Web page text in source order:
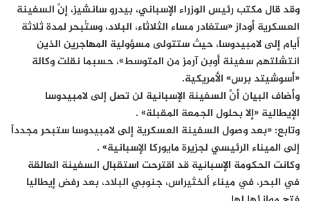
وقد قال مكتب رئيس الوزراء الإسباني، بيدرو سانشيز، إنَّ السفينة
العسكرية أوداز «ستغادر مساء الثلاثاء، البلاد، وستُبحر لمدة ثلاثة
أيام إلى لامبيدوسا، حيث ستتولى مسؤولية المهاجرين الذين
انتشلتهم سفينة أوبن آرمز من المتوسط»، حسبما نقلت وكالة
«أسوشيتد برس» الأمريكية.
وأضاف البيان أنَّ السفينة الإسبانية لن تصل إلى لامبيدوسا
الإيطالية «إلا بحلول الجمعة المقبلة» .
وتابع: «بعد وصول السفينة العسكرية إلى لامبيدوسا ستبحر مجدداً
إلى الميناء الرئيسي لجزيرة مايوركا الإسبانية» .
وكانت الحكومة الإسبانية قد اقترحت استقبال السفينة العالقة
في البحر، في ميناء ألخثيراس، جنوبي البلاد، بعد رفض إيطاليا